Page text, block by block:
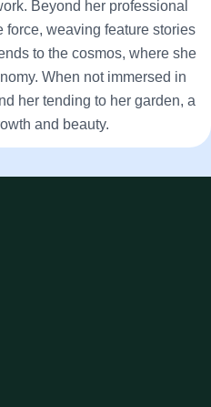
Beyond her professional
force, weaving feature stories
to the cosmos, where she
When not immersed in
her tending to her garden, a
and beauty.